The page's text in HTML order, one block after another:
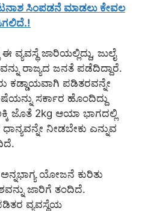
ಸಿಂಪಡನೆ ಮಾಡಲು ಕೇವಲ
ವ್ಯವಸ್ಥೆ ಜಾರಿಯಲ್ಲಿದ್ದು, ಜುಲೈ
ರಾಜ್ಯದ ಜನತೆ ಪಡೆದಿದ್ದಾರೆ.
ಕಡ್ಡಾಯವಾಗಿ ಪಡಿತರವನ್ನೇ
ಸರ್ಕಾರ ಹೊಂದಿದ್ದು
ಜೊತೆ 2kg ಆಯಾ ಭಾಗದಲ್ಲಿ
ನೀಡಬೇಕು ಎನ್ನುವ
ಯೋಜನೆ ಕುರಿತು
ಜಾರಿಗೆ ತಂದಿದೆ.
ವ್ಯವಸ್ಥೆಯ